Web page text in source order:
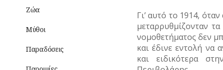
ΧΟΡΟΣ
(ΦΥΣΙΟΓΝΩΜΙΕΣ)
ΤΥΠΟΣ
τέχνες
Ζώα
Μύθοι
Παραδόσεις
Γι’ αυτό το 1914,
μεταρρυθμίζονταν
νομοθετήματος δεν
και έδινε εντολή να
και ειδικότερα